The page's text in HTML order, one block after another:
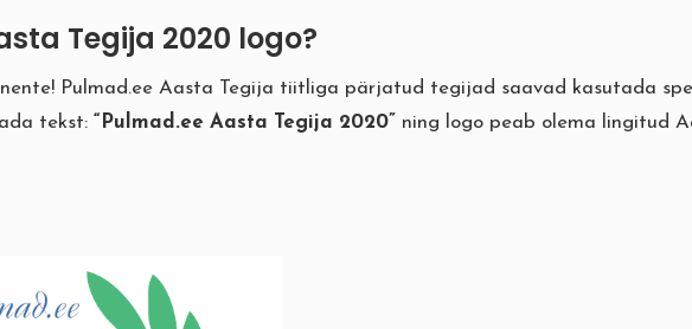
Tegija 2020 logo?
Pulmad.ee Aasta Tegija tiitliga pärjatud tegijad saavad kasutada
tekst: “Pulmad.ee Aasta Tegija 2020” ning logo peab olema lingitud